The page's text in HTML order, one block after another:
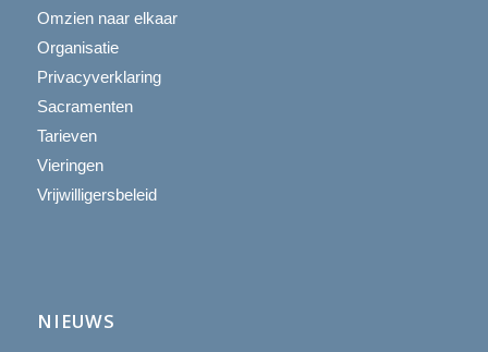
Omzien naar elkaar
Organisatie
Privacyverklaring
Sacramenten
Tarieven
Vieringen
Vrijwilligersbeleid
NIEUWS